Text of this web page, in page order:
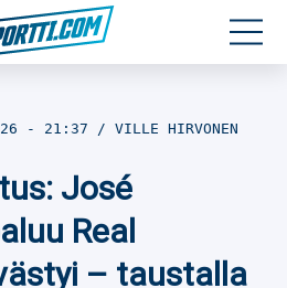
- 21:37 VILLE HIRVONEN
José
Real
– taustalla